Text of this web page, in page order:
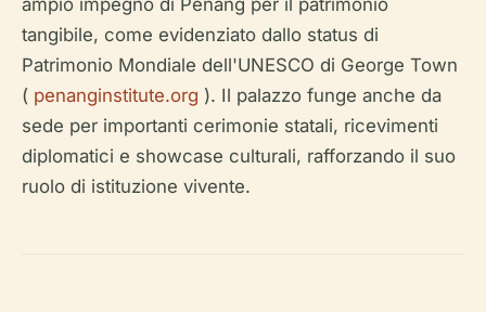
ampio impegno di Penang per il patrimonio
tangibile, come evidenziato dallo status di
Patrimonio Mondiale dell'UNESCO di George Town
( penanginstitute.org ). Il palazzo funge anche da
sede per importanti cerimonie statali, ricevimenti
diplomatici e showcase culturali, rafforzando il suo
ruolo di istituzione vivente.